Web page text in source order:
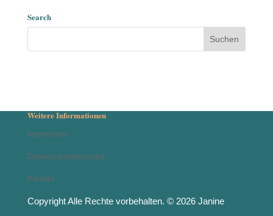
Search
Weitere Informationen
Impressum
Datenschutzerklärung
Kontakt
Copyright Alle Rechte vorbehalten. © 2026 Janine